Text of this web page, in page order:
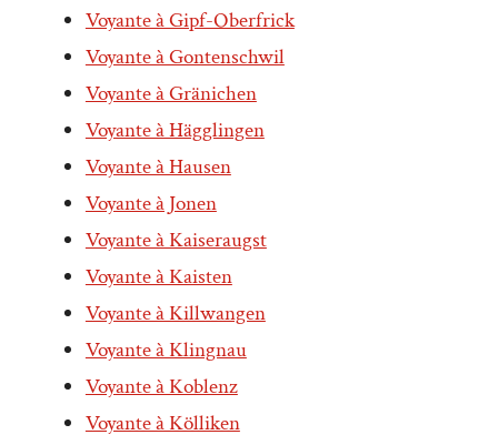
Voyante à Gipf-Oberfrick
Voyante à Gontenschwil
Voyante à Gränichen
Voyante à Hägglingen
Voyante à Hausen
Voyante à Jonen
Voyante à Kaiseraugst
Voyante à Kaisten
Voyante à Killwangen
Voyante à Klingnau
Voyante à Koblenz
Voyante à Kölliken